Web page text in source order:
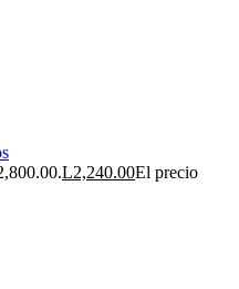
L2,240.00El precio